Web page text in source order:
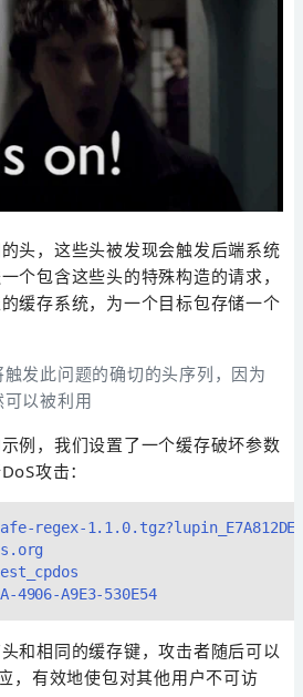
头，这些头被发现会触发后端系统
个包含这些头的特殊构造的请求，
缓存系统，为一个目标包存储一个
发此问题的确切的头序列，因为
以被利用
例，我们设置了一个缓存破坏参数
攻击：
regex-1.1.0.tgz?lupin_E7A812DE-
lupin: E7A812DE-E09A-4906-A9E3-530E54
和相同的缓存键，攻击者随后可以
，有效地使包对其他用户不可访